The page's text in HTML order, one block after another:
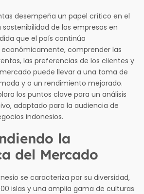
desempeña un papel crítico en el
de las empresas en
que el país continúa
económicamente, comprender las
las preferencias de los clientes y
puede llevar a una toma de
y a un rendimiento mejorado.
los puntos clave para un análisis
adaptado para la audiencia de
indonesios.
la
del Mercado
se caracteriza por su diversidad,
islas y una amplia gama de culturas